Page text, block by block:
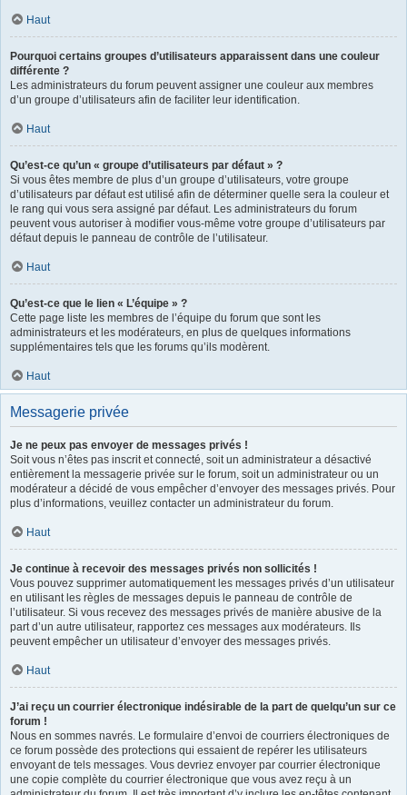
Haut
Pourquoi certains groupes d’utilisateurs apparaissent dans une couleur
différente ?
Les administrateurs du forum peuvent assigner une couleur aux membres
d’un groupe d’utilisateurs afin de faciliter leur identification.
Haut
Qu’est-ce qu’un « groupe d’utilisateurs par défaut » ?
Si vous êtes membre de plus d’un groupe d’utilisateurs, votre groupe
d’utilisateurs par défaut est utilisé afin de déterminer quelle sera la couleur et
le rang qui vous sera assigné par défaut. Les administrateurs du forum
peuvent vous autoriser à modifier vous-même votre groupe d’utilisateurs par
défaut depuis le panneau de contrôle de l’utilisateur.
Haut
Qu’est-ce que le lien « L’équipe » ?
Cette page liste les membres de l’équipe du forum que sont les
administrateurs et les modérateurs, en plus de quelques informations
supplémentaires tels que les forums qu’ils modèrent.
Haut
Messagerie privée
Je ne peux pas envoyer de messages privés !
Soit vous n’êtes pas inscrit et connecté, soit un administrateur a désactivé
entièrement la messagerie privée sur le forum, soit un administrateur ou un
modérateur a décidé de vous empêcher d’envoyer des messages privés. Pour
plus d’informations, veuillez contacter un administrateur du forum.
Haut
Je continue à recevoir des messages privés non sollicités !
Vous pouvez supprimer automatiquement les messages privés d’un utilisateur
en utilisant les règles de messages depuis le panneau de contrôle de
l’utilisateur. Si vous recevez des messages privés de manière abusive de la
part d’un autre utilisateur, rapportez ces messages aux modérateurs. Ils
peuvent empêcher un utilisateur d’envoyer des messages privés.
Haut
J’ai reçu un courrier électronique indésirable de la part de quelqu’un sur ce
forum !
Nous en sommes navrés. Le formulaire d’envoi de courriers électroniques de
ce forum possède des protections qui essaient de repérer les utilisateurs
envoyant de tels messages. Vous devriez envoyer par courrier électronique
une copie complète du courrier électronique que vous avez reçu à un